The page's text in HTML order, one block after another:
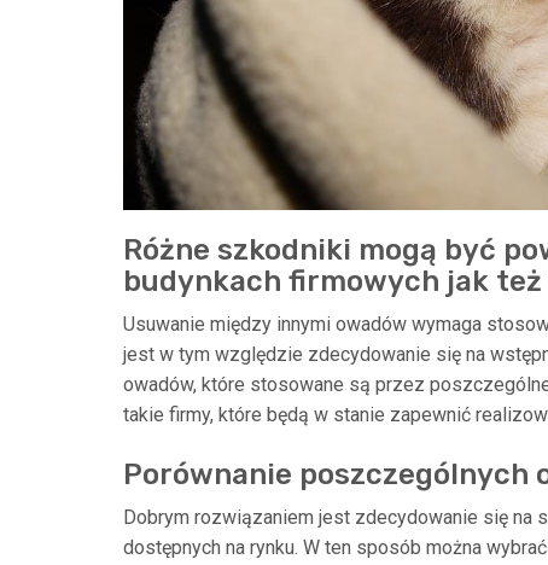
Różne szkodniki mogą być
budynkach firmowych jak
Usuwanie między innymi owadów wymaga
jest w tym względzie zdecydowanie się na
owadów, które stosowane są przez
takie firmy, które będą w stanie zapewnić
Porównanie poszczególnych
Dobrym rozwiązaniem jest zdecydowanie się
dostępnych na rynku. W ten sposób można